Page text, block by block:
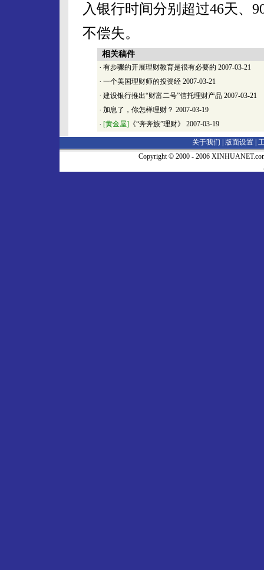
入银行时间分别超过46天、
不偿失。
相关稿件
· 有步骤的开展理财教育是很有必要的 2007-03-21
· 一个美国理财师的投资经 2007-03-21
· 建设银行推出“财富二号”信托理财产品 2007-03-21
· 加息了，你怎样理财？ 2007-03-19
· [黄金屋] 《“奔奔族”理财》 2007-03-19
关于我们 | 版面设置
Copyright © 2000 - 2006